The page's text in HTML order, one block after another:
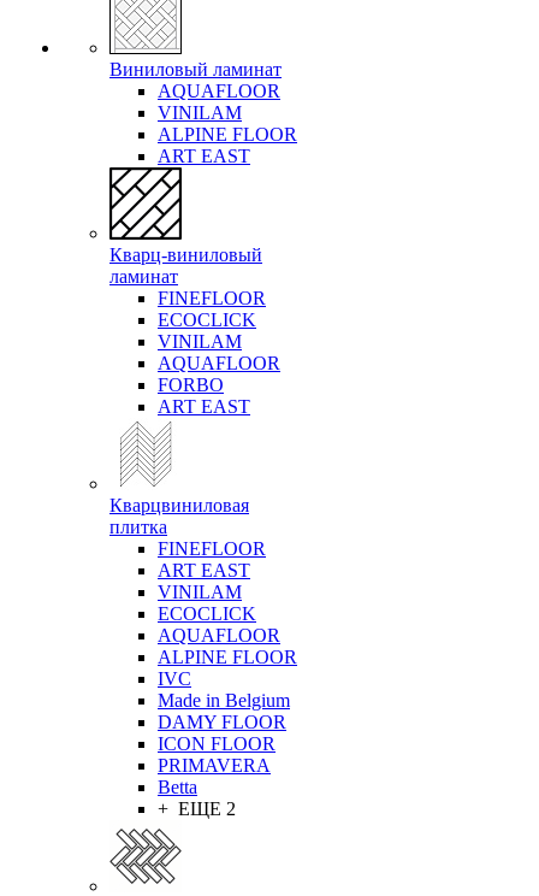
Виниловый ламинат
AQUAFLOOR
VINILAM
ALPINE FLOOR
ART EAST
Кварц-виниловый
ламинат
FINEFLOOR
ECOCLICK
VINILAM
AQUAFLOOR
FORBO
ART EAST
Кварцвиниловая
плитка
FINEFLOOR
ART EAST
VINILAM
ECOCLICK
AQUAFLOOR
ALPINE FLOOR
IVC
Made in Belgium
DAMY FLOOR
ICON FLOOR
PRIMAVERA
Betta
+ ЕЩЕ 2